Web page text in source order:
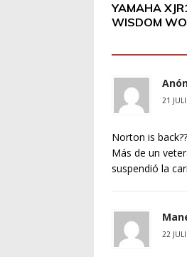
YAMAHA
WISDOM
21
Norton is
Más de un
suspendió la
22